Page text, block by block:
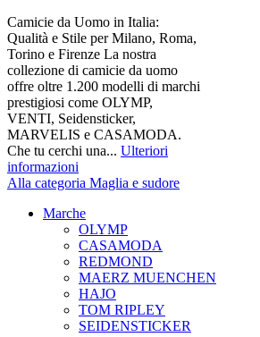
Camicie da Uomo in Italia:
Qualità e Stile per Milano, Roma,
Torino e Firenze La nostra
collezione di camicie da uomo
offre oltre 1.200 modelli di marchi
prestigiosi come OLYMP,
VENTI, Seidensticker,
MARVELIS e CASAMODA.
Che tu cerchi una... Ulteriori
informazioni
Alla categoria Maglia e sudore
Marche
OLYMP
CASAMODA
REDMOND
MAERZ MUENCHEN
HAJO
TOM RIPLEY
SEIDENSTICKER